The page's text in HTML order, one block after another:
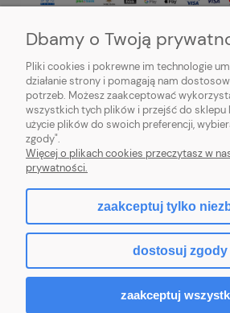
PRZYDATNE INFORMACJE
MOJE KONTO
Sklep internetowy
Dbamy o Twoją
Pliki cookies i pokrewne im technologie
działanie strony i pomagają nam
potrzeb. Możesz zaakceptować
wszystkich tych plików i przejść do
użycie plików do swoich preferencji,
zgody".
Więcej o plikach cookies przeczytasz w
prywatności.
zaakceptuj tylko
dostosuj zgody
zaakceptuj